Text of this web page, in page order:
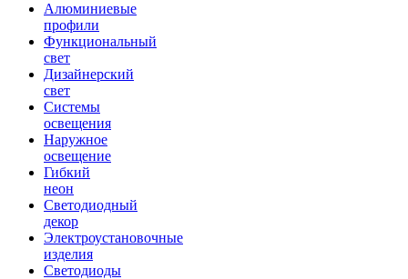
Алюминиевые
профили
Функциональный
свет
Дизайнерский
свет
Системы
освещения
Наружное
освещение
Гибкий
неон
Светодиодный
декор
Электроустановочные
изделия
Светодиоды